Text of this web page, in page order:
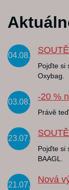
04.08.
Pojďte si
Oxybag.
03.08.
-20 %
Právě
23.07.
Pojďte si
BAAGL.
21.07.
Nová